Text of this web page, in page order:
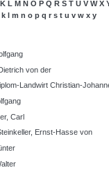
K L M N O P Q R S T U V W X
k l m n o p q r s t u v w x y
von der
Landwirt Christian-
Carl
Ernst-Hasse von